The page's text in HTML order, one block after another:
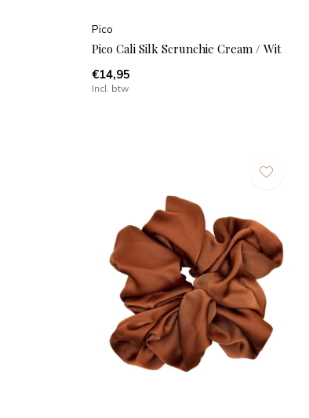
Pico
Pico Cali Silk Scrunchie Cream / Wit
€14,95
Incl. btw